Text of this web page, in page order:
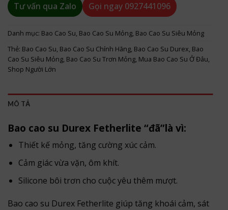
Tư vấn qua Zalo Gọi ngay 0927441096
Danh mục: Bao Cao Su, Bao Cao Su Mỏng, Bao Cao Su Siêu Mỏng
Thẻ: Bao Cao Su, Bao Cao Su Chính Hãng, Bao Cao Su Durex, Bao
Cao Su Siêu Mỏng, Bao Cao Su Trơn Mỏng, Mua Bao Cao Su Ở Đâu,
Shop Người Lớn
MÔ TẢ
Bao cao su Durex Fetherlite “đã”là vì:
Thiết kế mỏng, tăng cường xúc cảm.
Cảm giác vừa vặn, ôm khít.
Silicone bôi trơn cho cuộc yêu thêm mượt.
Bao cao su Durex Fetherlite giúp tăng khoái cảm, sát